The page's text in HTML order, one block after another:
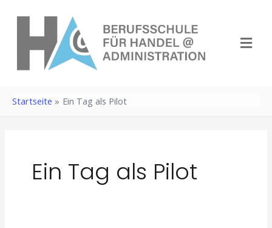
springen
Menü
Startseite Ein Tag als Pilot
Ein Tag als Pilot